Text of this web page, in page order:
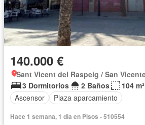
140.000 €
3 Dormitorios
2 Baños
104 m²
Ascensor
Plaza aparcamiento
Hace 1 semana, 1 día en Pisos - 510554